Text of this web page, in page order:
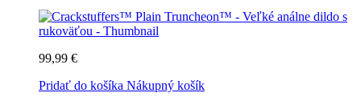
99,99 €
Pridať do košíka Nákupný košík